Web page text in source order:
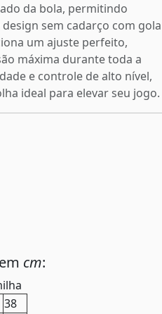
da bola, permitindo
sem cadarço com gola
um ajuste perfeito,
máxima durante toda a
e controle de alto nível,
ideal para elevar seu jogo.
cm:
38